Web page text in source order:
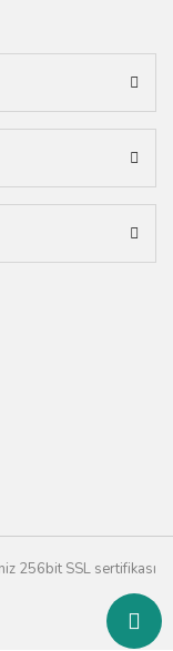
256bit SSL sertifikası